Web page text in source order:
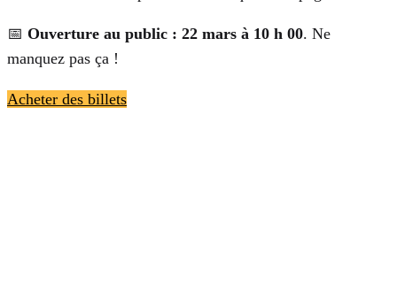
📅 Ouverture au public : 22 mars à 10 h 00. Ne
manquez pas ça !
Acheter des billets